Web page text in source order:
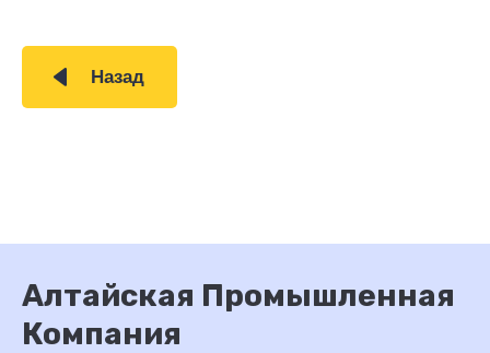
Назад
Алтайская Промышленная
Компания